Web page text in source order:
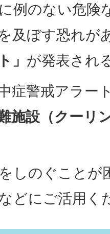
例のない危険
及ぼす恐れが
」 が発表され
症警戒アラー
施設（クーリ
しのぐことが
どにご活用く